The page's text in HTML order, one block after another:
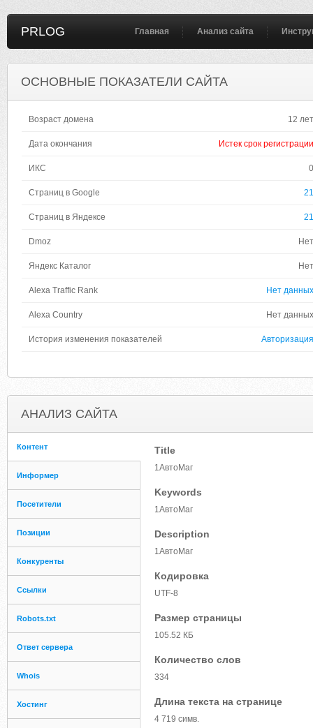
PRLOG Главная Анализ сайта
ОСНОВНЫЕ ПОКАЗАТЕЛИ САЙТА
Возраст домена 12 лет
Дата окончания Истек срок регистрации
ИКС 0
Страниц в Google 21
Страниц в Яндексе 21
Dmoz Нет
Яндекс Каталог Нет
Alexa Traffic Rank Нет данных
Alexa Country Нет данных
История изменения показателей Авторизация
АНАЛИЗ САЙТА
Контент
Информер
Посетители
Позиции
Конкуренты
Ссылки
Robots.txt
Ответ сервера
Whois
Хостинг
Title
1АвтоМаг
Keywords
1АвтоМаг
Description
1АвтоМаг
Кодировка
UTF-8
Размер страницы
105.52 КБ
Количество слов
334
Длина текста на странице
4 719 симв.